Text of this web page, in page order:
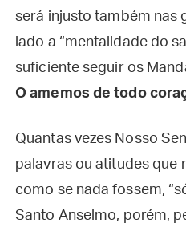
será injusto também nas
lado a “mentalidade do
suficiente seguir os
O amemos de todo
Quantas vezes Nosso
palavras ou atitudes que
como se nada fossem,
Santo Anselmo, porém,